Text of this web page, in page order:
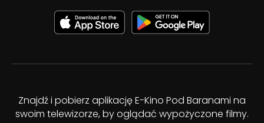
Znajdź i pobierz aplikację E-Kino Pod Baranami na
swoim telewizorze, by oglądać wypożyczone filmy.